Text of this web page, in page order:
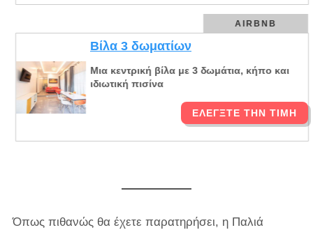
AIRBNB
Βίλα 3 δωματίων
Μια κεντρική βίλα με 3 δωμάτια, κήπο και
ιδιωτική πισίνα
ΕΛΈΓΞΤΕ ΤΗΝ ΤΙΜΉ
Όπως πιθανώς θα έχετε παρατηρήσει, η Παλιά